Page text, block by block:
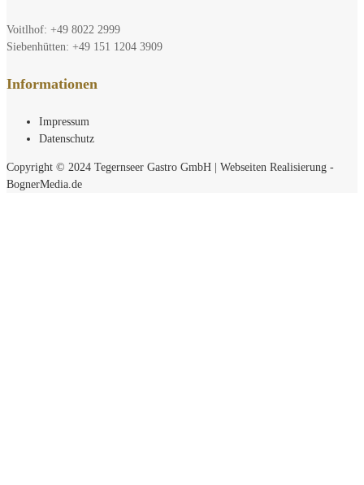
Voitlhof: +49 8022 2999
Siebenhütten: +49 151 1204 3909
Informationen
Impressum
Datenschutz
Copyright © 2024 Tegernseer Gastro GmbH | Webseiten Realisierung -
BognerMedia.de